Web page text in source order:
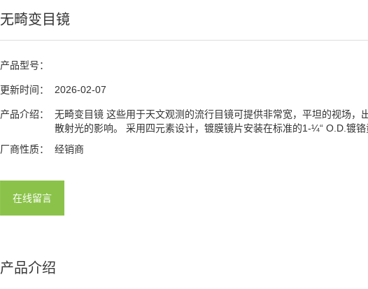
无畸变目镜
产品型号：
更新时间： 2026-02-07
产品介绍：
无畸变目镜 这些用于天文观测的流行目镜可提供非常宽，平坦的视场
散射光的影响。 采用四元素设计，镀膜镜片安装在标准的1-¼“ O.D.镀
厂商性质：
经销商
在线留言
产品介绍